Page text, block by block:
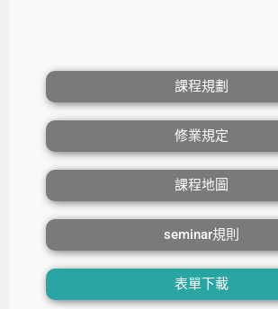
課程規劃
修業規定
課程地圖
seminar規則
表單下載